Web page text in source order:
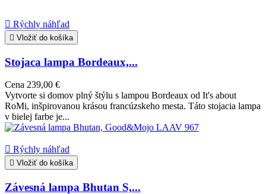
 Rýchly náhľad
 Vložiť do košíka
Stojaca lampa Bordeaux,...
Cena 239,00 €
Vytvorte si domov plný štýlu s lampou Bordeaux od It's about
RoMi, inšpirovanou krásou francúzskeho mesta. Táto stojacia lampa
v bielej farbe je...
 Rýchly náhľad
 Vložiť do košíka
Závesná lampa Bhutan S,...